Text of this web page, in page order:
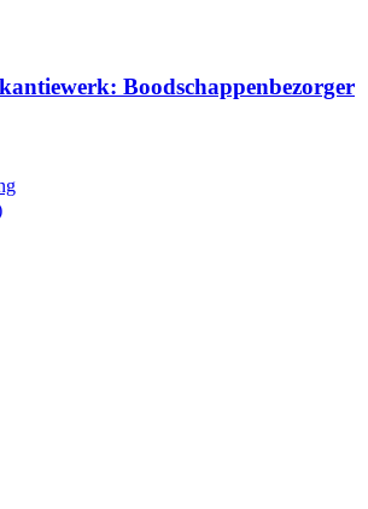
Boodschappenbezorger